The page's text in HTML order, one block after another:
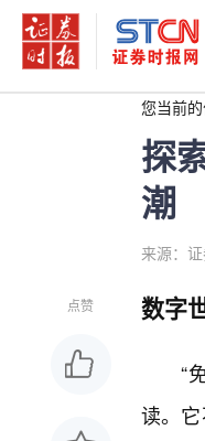
您当前的
探
潮
来源：
点赞 数字
“
读。